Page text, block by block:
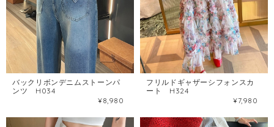
バックリボンデニムストーンパ
ンツ H034
¥8,980
フリルドギャザーシフォンスカ
ート H324
¥7,980